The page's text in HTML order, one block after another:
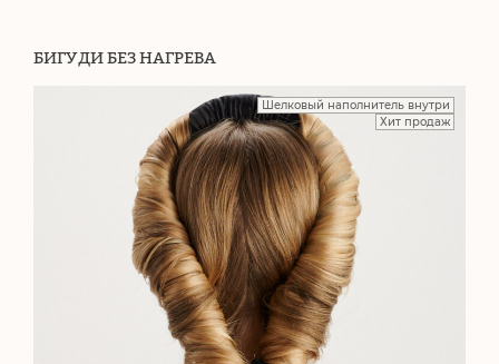
БИГУДИ БЕЗ НАГРЕВА
Шелковый наполнитель внутри
Хит продаж